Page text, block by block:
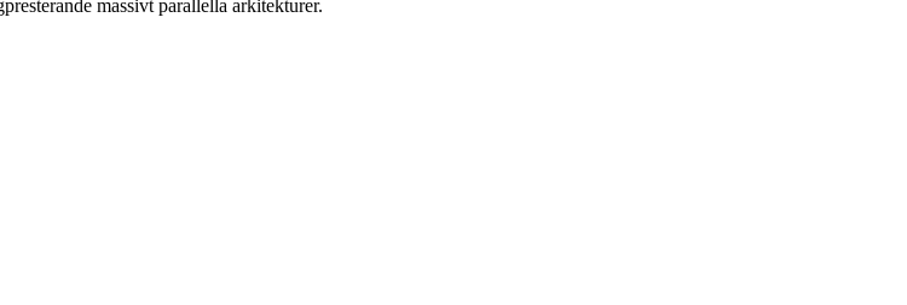
massivt parallella arkitekturer.